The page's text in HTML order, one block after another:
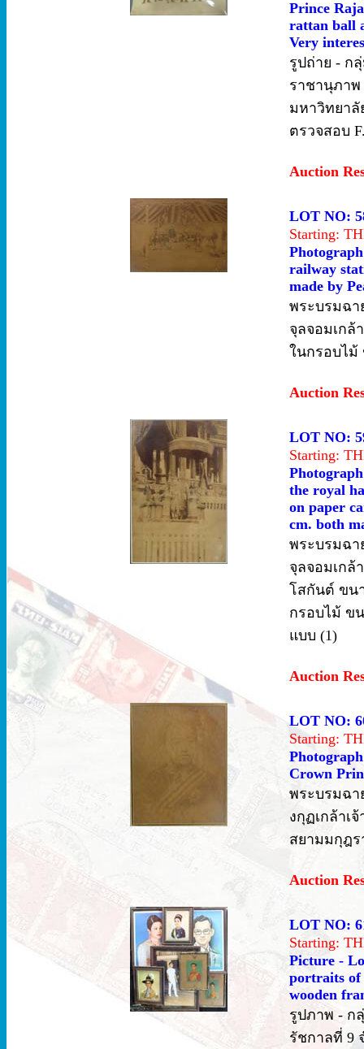
Prince
rattan ball
Very
รูปถ่าย - ก
ราชานุภาพ
มหาวิทยาลั
ตรวจสอบ
Auction
LOT NO:
Starting:
railway
made by
พระบรมฉ
จุลจอมเกล้
ในกรอบไม้
Auction
LOT NO:
Starting:
the royal
on paper
cm. both
พระบรมฉ
จุลจอมเกล้
โสกันต์ ขน
กรอบไม้ ข
แบบ (1)
Auction
LOT NO:
Starting:
Crown
พระบรมฉ
งกุฏเกล้าเ
สยามมกุฎร
Auction
LOT NO:
Starting:
Picture -
portraits of
wooden
รูปภาพ - ก
รัชกาลที่ 9